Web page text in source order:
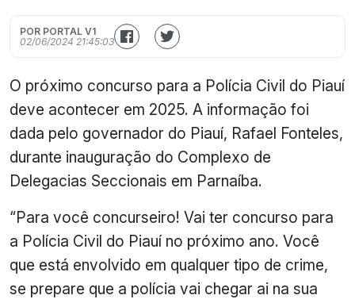
POR PORTAL V1
02/06/2024 21:45:03
O próximo concurso para a Polícia Civil do Piauí
deve acontecer em 2025. A informação foi
dada pelo governador do Piauí, Rafael Fonteles,
durante inauguração do Complexo de
Delegacias Seccionais em Parnaíba.
“Para você concurseiro! Vai ter concurso para
a Polícia Civil do Piauí no próximo ano. Você
que está envolvido em qualquer tipo de crime,
se prepare que a polícia vai chegar ai na sua